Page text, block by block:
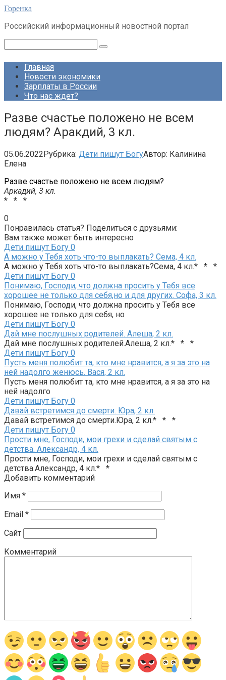
Перейти
контенту
Горенка
Российский информационный новостной портал
Главная
Новости экономики
Зарплаты в России
Что нас ждет?
Разве счастье положено не всем
людям? Аракдий, 3 кл.
05.06.2022Рубрика: Дети пишут БогуАвтор: Калинина
Елена
Разве счастье положено не всем людям?
Аркадий, 3 кл.
* * *
0
Понравилась статья? Поделиться с друзьями:
Вам также может быть интересно
Дети пишут Богу 0
А можно у Тебя хоть что-то выплакать? Сема, 4 кл.
А можно у Тебя хоть что-то выплакать?Сема, 4 кл.* * *
Дети пишут Богу 0
Понимаю, Господи, что должна просить у Тебя все
хорошее не только для себя,но и для других. Софа, 3 кл.
Понимаю, Господи, что должна просить у Тебя все
хорошее не только для себя, но
Дети пишут Богу 0
Дай мне послушных родителей. Алеша, 2 кл.
Дай мне послушных родителей.Алеша, 2 кл.* * *
Дети пишут Богу 0
Пусть меня полюбит та, кто мне нравится, а я за это на
ней надолго женюсь. Вася, 2 кл.
Пусть меня полюбит та, кто мне нравится, а я за это на
ней надолго
Дети пишут Богу 0
Давай встретимся до смерти. Юра, 2 кл.
Давай встретимся до смерти.Юра, 2 кл.* * *
Дети пишут Богу 0
Прости мне, Господи, мои грехи и сделай святым с
детства. Александр, 4 кл.
Прости мне, Господи, мои грехи и сделай святым с
детства.Александр, 4 кл.* *
Добавить комментарий
Имя *
Email *
Сайт
Комментарий